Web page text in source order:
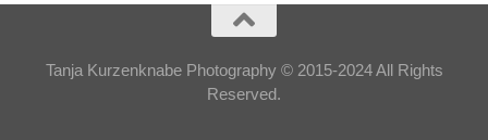
Tanja Kurzenknabe Photography © 2015-2024 All Rights
Reserved.